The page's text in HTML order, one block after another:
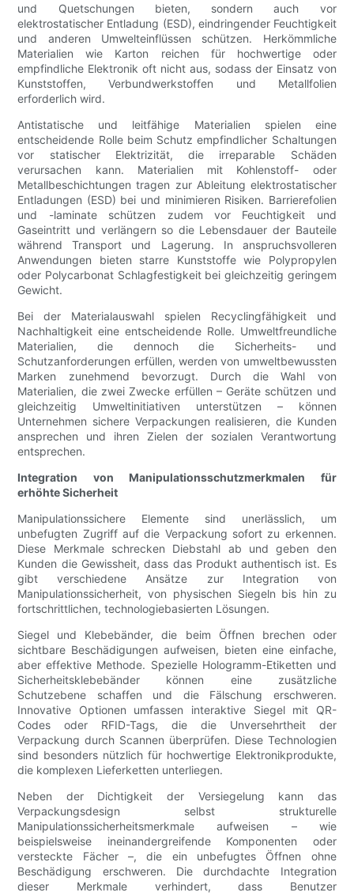
und Quetschungen bieten, sondern auch vor
elektrostatischer Entladung (ESD), eindringender Feuchtigkeit
und anderen Umwelteinflüssen schützen. Herkömmliche
Materialien wie Karton reichen für hochwertige oder
empfindliche Elektronik oft nicht aus, sodass der Einsatz von
Kunststoffen, Verbundwerkstoffen und Metallfolien
erforderlich wird.
Antistatische und leitfähige Materialien spielen eine
entscheidende Rolle beim Schutz empfindlicher Schaltungen
vor statischer Elektrizität, die irreparable Schäden
verursachen kann. Materialien mit Kohlenstoff- oder
Metallbeschichtungen tragen zur Ableitung elektrostatischer
Entladungen (ESD) bei und minimieren Risiken. Barrierefolien
und -laminate schützen zudem vor Feuchtigkeit und
Gaseintritt und verlängern so die Lebensdauer der Bauteile
während Transport und Lagerung. In anspruchsvolleren
Anwendungen bieten starre Kunststoffe wie Polypropylen
oder Polycarbonat Schlagfestigkeit bei gleichzeitig geringem
Gewicht.
Bei der Materialauswahl spielen Recyclingfähigkeit und
Nachhaltigkeit eine entscheidende Rolle. Umweltfreundliche
Materialien, die dennoch die Sicherheits- und
Schutzanforderungen erfüllen, werden von umweltbewussten
Marken zunehmend bevorzugt. Durch die Wahl von
Materialien, die zwei Zwecke erfüllen – Geräte schützen und
gleichzeitig Umweltinitiativen unterstützen – können
Unternehmen sichere Verpackungen realisieren, die Kunden
ansprechen und ihren Zielen der sozialen Verantwortung
entsprechen.
Integration von Manipulationsschutzmerkmalen für
erhöhte Sicherheit
Manipulationssichere Elemente sind unerlässlich, um
unbefugten Zugriff auf die Verpackung sofort zu erkennen.
Diese Merkmale schrecken Diebstahl ab und geben den
Kunden die Gewissheit, dass das Produkt authentisch ist. Es
gibt verschiedene Ansätze zur Integration von
Manipulationssicherheit, von physischen Siegeln bis hin zu
fortschrittlichen, technologiebasierten Lösungen.
Siegel und Klebebänder, die beim Öffnen brechen oder
sichtbare Beschädigungen aufweisen, bieten eine einfache,
aber effektive Methode. Spezielle Hologramm-Etiketten und
Sicherheitsklebebänder können eine zusätzliche
Schutzebene schaffen und die Fälschung erschweren.
Innovative Optionen umfassen interaktive Siegel mit QR-
Codes oder RFID-Tags, die die Unversehrtheit der
Verpackung durch Scannen überprüfen. Diese Technologien
sind besonders nützlich für hochwertige Elektronikprodukte,
die komplexen Lieferketten unterliegen.
Neben der Dichtigkeit der Versiegelung kann das
Verpackungsdesign selbst strukturelle
Manipulationssicherheitsmerkmale aufweisen – wie
beispielsweise ineinandergreifende Komponenten oder
versteckte Fächer –, die ein unbefugtes Öffnen ohne
Beschädigung erschweren. Die durchdachte Integration
dieser Merkmale verhindert, dass Benutzer